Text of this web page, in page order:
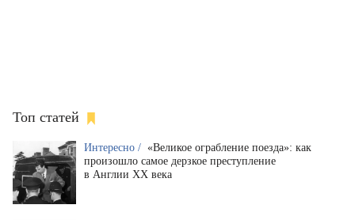
Топ статей
Интересно / «Великое ограбление поезда»: как
произошло самое дерзкое преступление
в Англии XX века